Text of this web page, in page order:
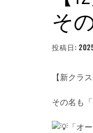
そ
投稿日:
【新クラ
その名も
「オ